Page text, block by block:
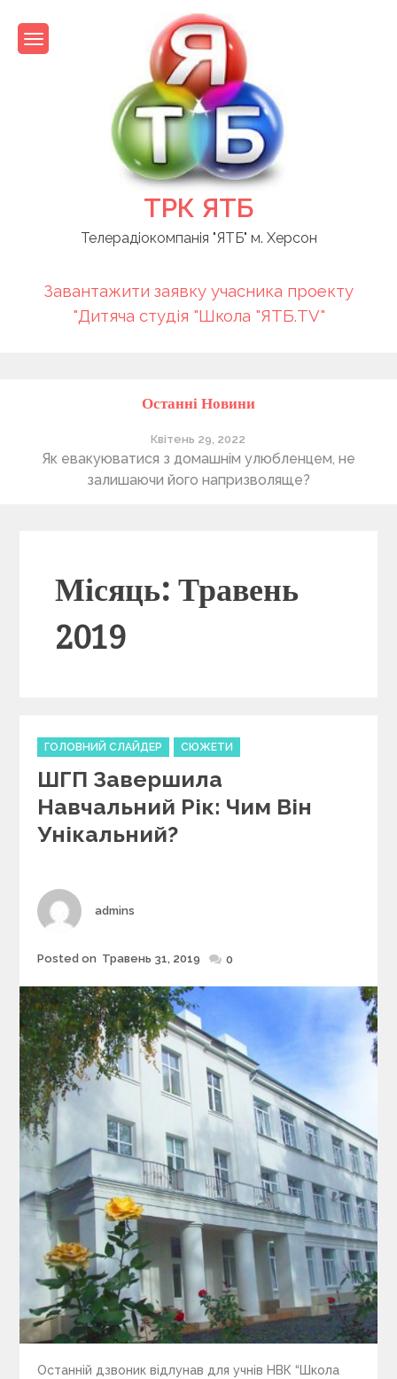
content
ТРК ЯТБ
Телерадіокомпанія "ЯТБ" м. Херсон
Завантажити заявку учасника проекту
"Дитяча студія "Школа "ЯТБ.TV"
Останні Новини
Квітень 28, 2022
Понад 400 утриманців Херсонського притулку “4
лапи” очікують на нову домівку
Місяць: Травень
2019
C
a
e
g
o
s
ГОЛОВНИЙ СЛАЙДЕР СЮЖЕТИ
ШГП Завершила
Навчальний Рік: Чим Він
Унікальний?
Author
admins
Posted
Posted on Травень 31, 2019 0
Останній дзвоник відлунав для учнів НВК “Школа